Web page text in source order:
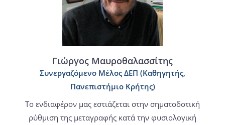
Γιώργος Μαυροθαλασσίτης
Συνεργαζόμενο Μέλος ΔΕΠ (Καθηγητής,
Πανεπιστήμιο Κρήτης)
Το ενδιαφέρον μας εστιάζεται στην σηματοδοτική
ρύθμιση της μεταγραφής κατά την φυσιολογική